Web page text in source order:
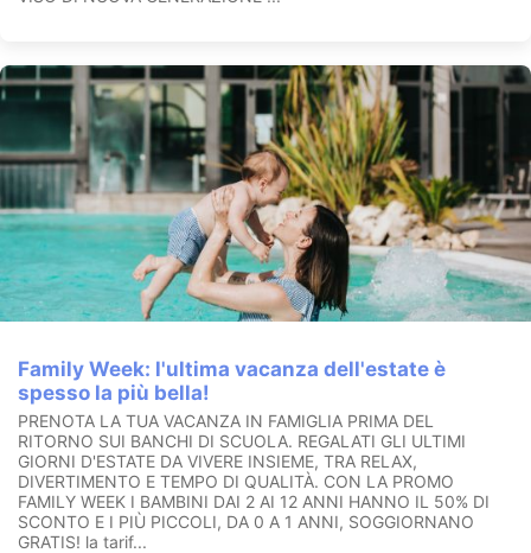
Family Week: l'ultima vacanza dell'estate è
spesso la più bella!
PRENOTA LA TUA VACANZA IN FAMIGLIA PRIMA DEL
RITORNO SUI BANCHI DI SCUOLA. REGALATI GLI ULTIMI
GIORNI D'ESTATE DA VIVERE INSIEME, TRA RELAX,
DIVERTIMENTO E TEMPO DI QUALITÀ. CON LA PROMO
FAMILY WEEK I BAMBINI DAI 2 AI 12 ANNI HANNO IL 50% DI
SCONTO E I PIÙ PICCOLI, DA 0 A 1 ANNI, SOGGIORNANO
GRATIS! la tarif...